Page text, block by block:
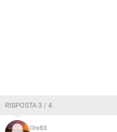
RISPOSTA 3 / 4
Ore83